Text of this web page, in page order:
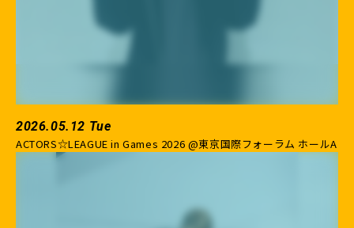
2026.05.12 Tue
ACTORS☆LEAGUE in Games 2026 @東京国際フォーラム ホールA